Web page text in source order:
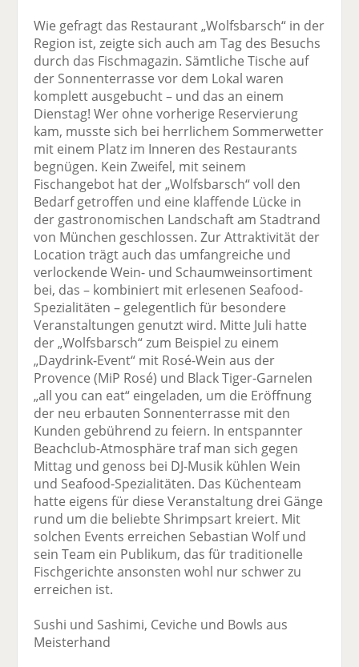
Wie gefragt das Restaurant „Wolfsbarsch“ in der
Region ist, zeigte sich auch am Tag des Besuchs
durch das Fischmagazin. Sämtliche Tische auf
der Sonnenterrasse vor dem Lokal waren
komplett ausgebucht – und das an einem
Dienstag! Wer ohne vorherige Reservierung
kam, musste sich bei herrlichem Sommerwetter
mit einem Platz im Inneren des Restaurants
begnügen. Kein Zweifel, mit seinem
Fischangebot hat der „Wolfsbarsch“ voll den
Bedarf getroffen und eine klaffende Lücke in
der gastronomischen Landschaft am Stadtrand
von München geschlossen. Zur Attraktivität der
Location trägt auch das umfangreiche und
verlockende Wein- und Schaumweinsortiment
bei, das – kombiniert mit erlesenen Seafood-
Spezialitäten – gelegentlich für besondere
Veranstaltungen genutzt wird. Mitte Juli hatte
der „Wolfsbarsch“ zum Beispiel zu einem
„Daydrink-Event“ mit Rosé-Wein aus der
Provence (MiP Rosé) und Black Tiger-Garnelen
„all you can eat“ eingeladen, um die Eröffnung
der neu erbauten Sonnenterrasse mit den
Kunden gebührend zu feiern. In entspannter
Beachclub-Atmosphäre traf man sich gegen
Mittag und genoss bei DJ-Musik kühlen Wein
und Seafood-Spezialitäten. Das Küchenteam
hatte eigens für diese Veranstaltung drei Gänge
rund um die beliebte Shrimpsart kreiert. Mit
solchen Events erreichen Sebastian Wolf und
sein Team ein Publikum, das für traditionelle
Fischgerichte ansonsten wohl nur schwer zu
erreichen ist.
Sushi und Sashimi, Ceviche und Bowls aus
Meisterhand